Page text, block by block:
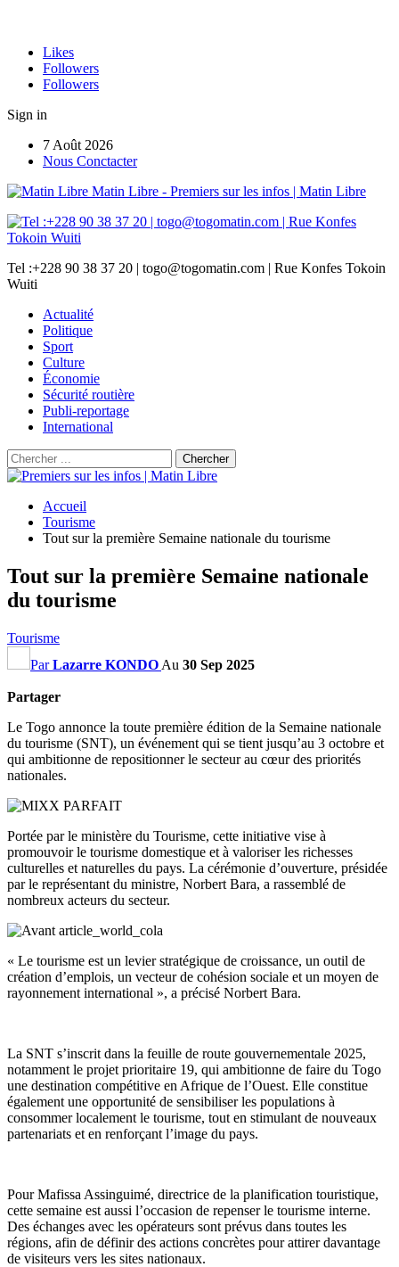
Likes
Followers
Followers
Sign in
7 Août 2026
Nous Conctacter
Matin Libre - Premiers sur les infos | Matin Libre
Tel :+228 90 38 37 20 | togo@togomatin.com | Rue Konfes Tokoin
Wuiti
Actualité
Politique
Sport
Culture
Économie
Sécurité routière
Publi-reportage
International
Accueil
Tourisme
Tout sur la première Semaine nationale du tourisme
Tout sur la première Semaine nationale
du tourisme
Tourisme
ParLazarre KONDO Au 30 Sep 2025
Partager
Le Togo annonce la toute première édition de la Semaine nationale
du tourisme (SNT), un événement qui se tient jusqu’au 3 octobre et
qui ambitionne de repositionner le secteur au cœur des priorités
nationales.
Portée par le ministère du Tourisme, cette initiative vise à
promouvoir le tourisme domestique et à valoriser les richesses
culturelles et naturelles du pays. La cérémonie d’ouverture, présidée
par le représentant du ministre, Norbert Bara, a rassemblé de
nombreux acteurs du secteur.
« Le tourisme est un levier stratégique de croissance, un outil de
création d’emplois, un vecteur de cohésion sociale et un moyen de
rayonnement international », a précisé Norbert Bara.
La SNT s’inscrit dans la feuille de route gouvernementale 2025,
notamment le projet prioritaire 19, qui ambitionne de faire du Togo
une destination compétitive en Afrique de l’Ouest. Elle constitue
également une opportunité de sensibiliser les populations à
consommer localement le tourisme, tout en stimulant de nouveaux
partenariats et en renforçant l’image du pays.
Pour Mafissa Assinguimé, directrice de la planification touristique,
cette semaine est aussi l’occasion de repenser le tourisme interne.
Des échanges avec les opérateurs sont prévus dans toutes les
régions, afin de définir des actions concrètes pour attirer davantage
de visiteurs vers les sites nationaux.